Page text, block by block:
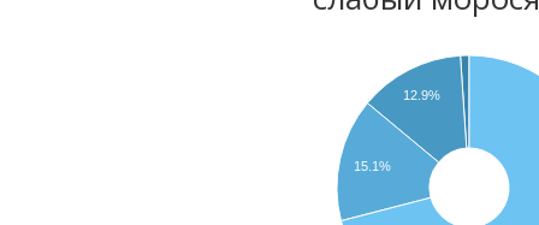
12.9%
15.1%